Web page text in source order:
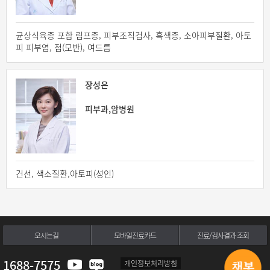
균상식육종 포함 림프종, 피부조직검사, 흑색종, 소아피부질환, 아토
피 피부염, 점(모반), 여드름
장성은
피부과,암병원
건선, 색소질환,아토피(성인)
오시는길 모바일진료카드 진료/검사결과 조회
1688-7575 개인정보처리방침